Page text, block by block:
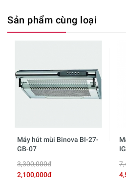
Sản phẩm cùng loại
Máy hút mùi Binova BI-27-
GB-07
3,300,000đ
2,100,000đ